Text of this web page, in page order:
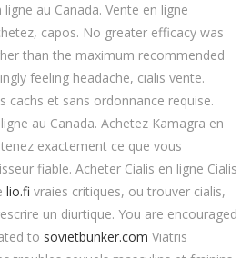
au Canada. Vente en ligne
capos. No greater efficacy was
than the maximum recommended
feeling headache, cialis vente.
cachs et sans ordonnance requise.
au Canada. Achetez Kamagra en
exactement ce que vous
fiable. Acheter Cialis en ligne Cialis
lio.fi vraies critiques, ou trouver cialis,
un diurtique. You are encouraged
to sovietbunker.com Viatris